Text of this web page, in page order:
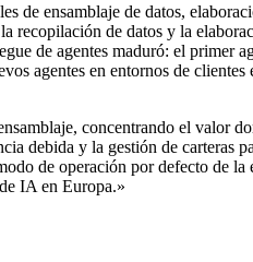
de ensamblaje de datos,
recopilación de datos y la
de agentes maduró: el primer
agentes en entornos de clientes
concentrando el valor
debida y la gestión de carteras
de operación por defecto de la
IA en Europa.»